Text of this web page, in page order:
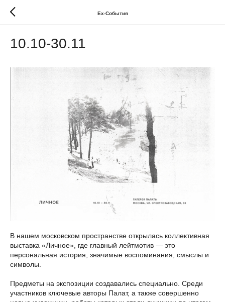
Ex-Cобытия
10.10-30.11
В нашем московском пространстве открылась коллективная
выставка «Личное», где главный лейтмотив — это
персональная история, значимые воспоминания, смыслы и
символы.
Предметы на экспозиции создавались специально. Среди
участников ключевые авторы Палат, а также совершенно